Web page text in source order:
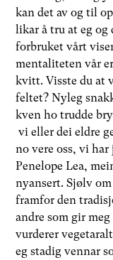
kan det av og til
likar å tru at eg og
forbruket vårt
mentaliteten vår
kvitt. Visste du at
feltet? Nyleg
kven ho trudde
vi eller dei eldre
no vere oss, vi
Penelope Lea,
nyansert. Sjølv
framfor den
andre som gir
vurderer
eg stadig vennar